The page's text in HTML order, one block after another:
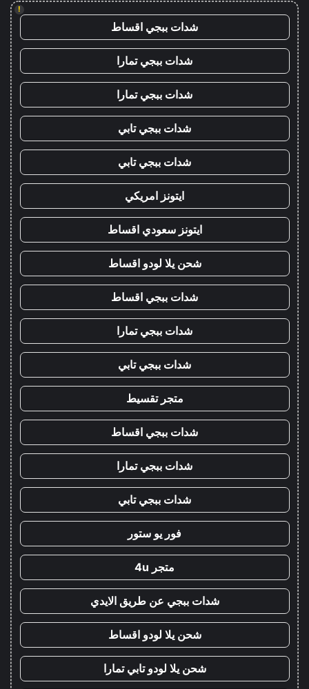
!
شدات ببجي اقساط
شدات ببجي تمارا
شدات ببجي تمارا
شدات ببجي تابي
شدات ببجي تابي
ايتونز امريكي
ايتونز سعودي اقساط
شحن يلا لودو اقساط
شدات ببجي اقساط
شدات ببجي تمارا
شدات ببجي تابي
متجر تقسيط
شدات ببجي اقساط
شدات ببجي تمارا
شدات ببجي تابي
فور يو ستور
متجر 4u
شدات ببجي عن طريق الايدي
شحن يلا لودو اقساط
شحن يلا لودو تابي تمارا